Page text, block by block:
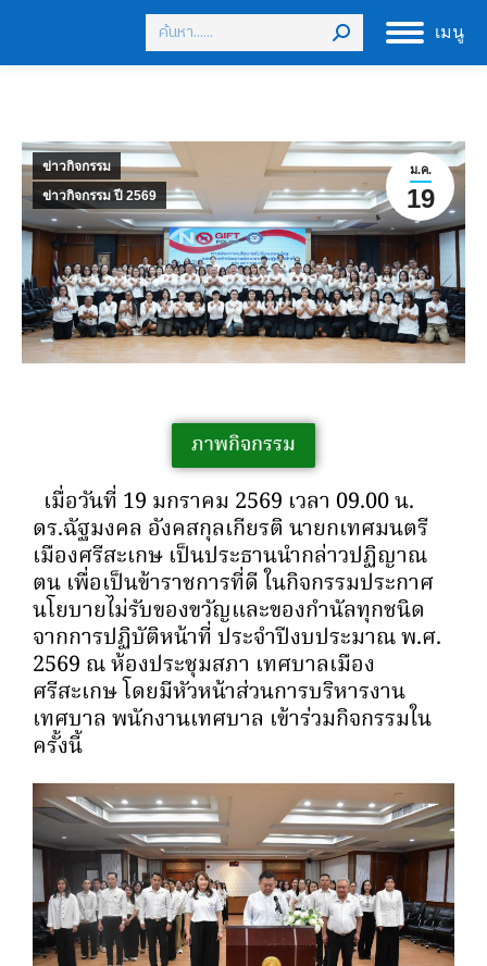
เมนู
ม.ค.
19
ข่าวกิจกรรม
ข่าวกิจกรรม ปี 2569
ภาพกิจกรรม
เมื่อวันที่ 19 มกราคม 2569 เวลา 09.00 น.
ดร.ฉัฐมงคล อังคสกุลเกียรติ นายกเทศมนตรี
เมืองศรีสะเกษ เป็นประธานนำกล่าวปฏิญาณ
ตน เพื่อเป็นข้าราชการที่ดี ในกิจกรรมประกาศ
นโยบายไม่รับของขวัญและของกำนัลทุกชนิด
จากการปฏิบัติหน้าที่ ประจำปีงบประมาณ พ.ศ.
2569 ณ ห้องประชุมสภา เทศบาลเมือง
ศรีสะเกษ โดยมีหัวหน้าส่วนการบริหารงาน
เทศบาล พนักงานเทศบาล เข้าร่วมกิจกรรมใน
ครั้งนี้